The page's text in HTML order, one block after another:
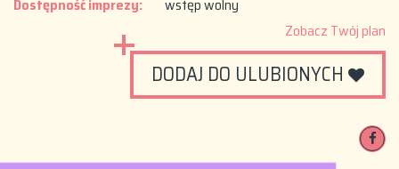
Dostępność imprezy:
wstęp wolny
Zobacz Twój plan
DODAJ DO ULUBIONYCH